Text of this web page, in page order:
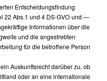
Entscheidungsfindung
22 Abs.1 und 4 DS-GVO und —
Informationen über die
und die angestrebten
für die betroffene Person
Auskunftsrecht darüber zu, ob
oder an eine internationale